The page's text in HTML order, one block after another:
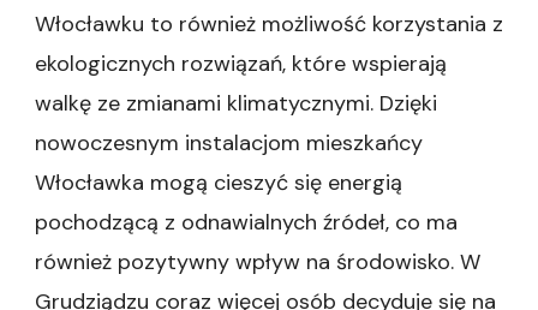
Włocławku to również możliwość korzystania z
ekologicznych rozwiązań, które wspierają
walkę ze zmianami klimatycznymi. Dzięki
nowoczesnym instalacjom mieszkańcy
Włocławka mogą cieszyć się energią
pochodzącą z odnawialnych źródeł, co ma
również pozytywny wpływ na środowisko. W
Grudziądzu coraz więcej osób decyduje się na